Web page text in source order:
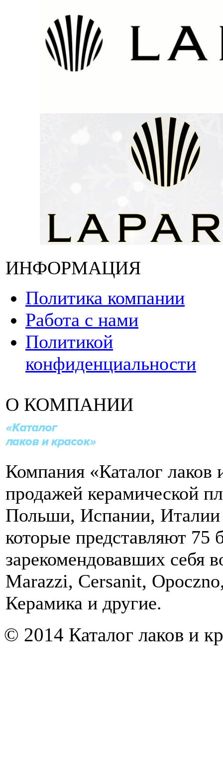
ИНФОРМАЦИЯ
Политика компании
Работа с нами
Политикой
конфиденциальности
О КОМПАНИИ
Компания «Каталог лаков
продажей керамической
Польши, Испании, Италии
которые представляют 75
зарекомендовавших себя
Marazzi, Cersanit,
Керамика и другие.
© 2014 Каталог лаков и